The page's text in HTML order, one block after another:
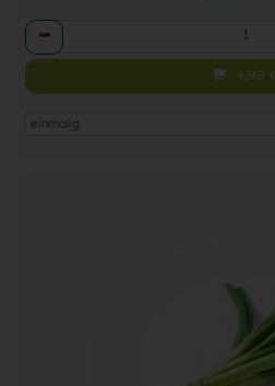
Anzahl
4,99 €